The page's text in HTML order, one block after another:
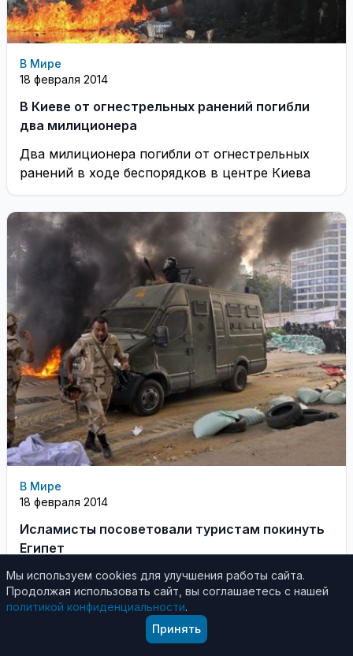
В Мире
18 февраля 2014
В Киеве от огнестрельных ранений погибли
два милиционера
Два милиционера погибли от огнестрельных
ранений в ходе беспорядков в центре Киева
В Мире
18 февраля 2014
Исламисты посоветовали туристам покинуть
Египет
Египетская исламистская группировка "Ансар
Бейт аль-Макдис" предупредила иностранных
туристов о нежелательности их пребывания на
территории страны после 20 февраля, сообщает
Мы используем cookies для улучшения работы сайта.
Продолжая использовать сайт, вы соглашаетесь с нашей
политикой конфиденциальности.
Принять